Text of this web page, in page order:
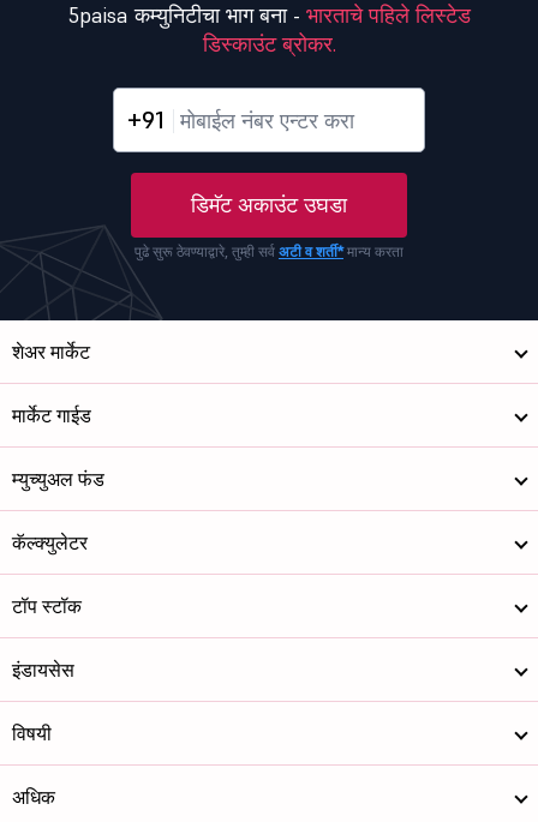
5paisa कम्युनिटीचा भाग बना - भारताचे पहिले लिस्टेड
डिस्काउंट ब्रोकर.
+91
डिमॅट अकाउंट उघडा
पुढे सुरू ठेवण्याद्वारे, तुम्ही सर्व अटी व शर्ती*मान्य करता
शेअर मार्केट
मार्केट गाईड
म्युच्युअल फंड
कॅल्क्युलेटर
टॉप स्टॉक
इंडायसेस
विषयी
अधिक